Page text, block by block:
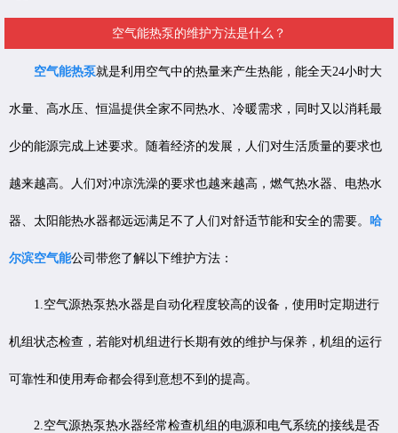
空气能热泵的维护方法是什么？
空气能热泵就是利用空气中的热量来产生热能，能全天24小时大
水量、高水压、恒温提供全家不同热水、冷暖需求，同时又以消耗最
少的能源完成上述要求。随着经济的发展，人们对生活质量的要求也
越来越高。人们对冲凉洗澡的要求也越来越高，燃气热水器、电热水
器、太阳能热水器都远远满足不了人们对舒适节能和安全的需要。 哈
尔滨空气能公司带您了解以下维护方法：
1.空气源热泵热水器是自动化程度较高的设备，使用时定期进行
机组状态检查，若能对机组进行长期有效的维护与保养，机组的运行
可靠性和使用寿命都会得到意想不到的提高。
2.空气源热泵热水器经常检查机组的电源和电气系统的接线是否